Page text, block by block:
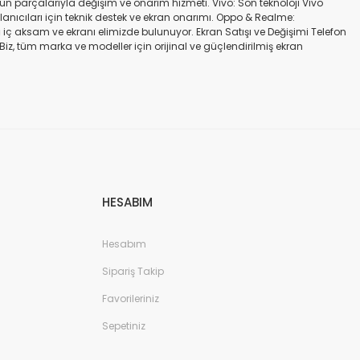
parçalarıyla değişim ve onarım hizmeti. Vivo: Son teknoloji Vivo
için teknik destek ve ekran onarımı. Oppo & Realme:
ve ekranı elimizde bulunuyor. Ekran Satışı ve Değişimi Telefon
Biz, tüm marka ve modeller için orijinal ve güçlendirilmiş ekran
değişimi ve tamiri Batarya değişimi Neden Bizi Tercih Etmelisiniz?
HESABIM
Hesabım
Sipariş Takip
Favorileriniz
Sepetiniz